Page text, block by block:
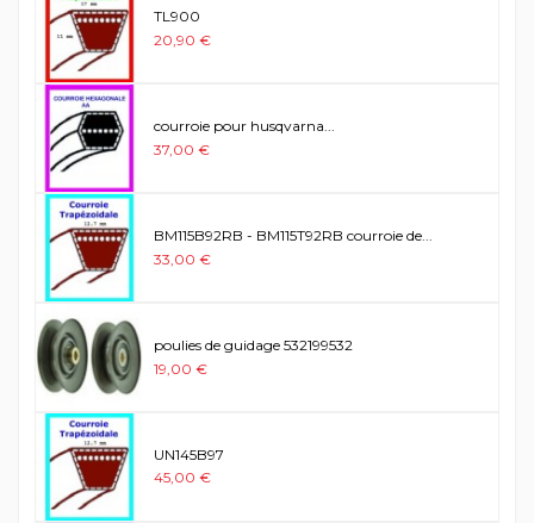
TL900
20,90 €
courroie pour husqvarna...
37,00 €
BM115B92RB - BM115T92RB courroie de...
33,00 €
poulies de guidage 532199532
19,00 €
UN145B97
45,00 €